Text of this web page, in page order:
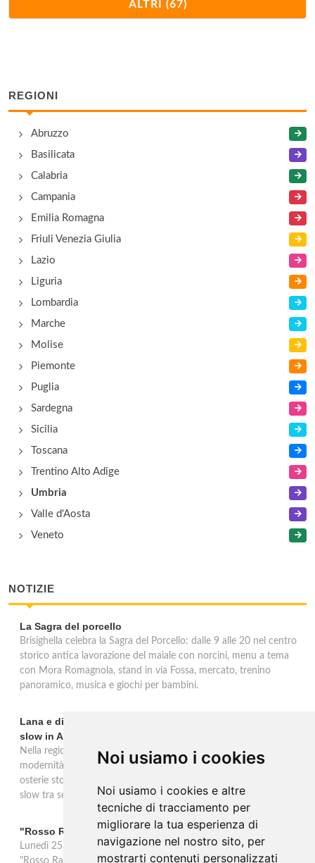
Noi usiamo i cookies
Noi usiamo i cookies e altre
tecniche di tracciamento per
migliorare la tua esperienza di
navigazione nel nostro sito, per
mostrarti contenuti personalizzati
località Torregrosso 19/A, Castel Ritaldi
Casale Baldelli
via Baldelli 9, Castiglione del Lago
Casale Boschetto
strada Piedicolle 14, Collazzone
Casali della Ghisleria
ALTRI (67)
REGIONI
Abruzzo
Basilicata
Calabria
Campania
Emilia Romagna
Friuli Venezia Giulia
Lazio
Liguria
Lombardia
Marche
Molise
Piemonte
Puglia
Sardegna
Sicilia
Toscana
Trentino Alto Adige
Umbria
Valle d'Aosta
Veneto
NOTIZIE
La Sagra del porcello
Brisighella celebra la Sagra del Porcello: dalle 9 alle 20 nel centro
storico antica lavorazione del maiale con norcini, menu a tema
con Mora Romagnola, stand in via Fossa, mercato, trenino
panoramico, musica e giochi per bambini.
Lana e dintorni: Törggelen, vini d'eccellenza e vacanze
slow in Alto Adige
Nella regione di Lana in Alto Adige tradizione contadina e
modernità si fondono in un'esperienza autentica. Törggelen nelle
osterie storiche, vini da antiche tradizioni vitivinicole e vacanze
slow tra sentieri delle rogge e produttori locali.
"Rosso Rame" in scena a Collepasso il 25 agosto
Lunedì 25 agosto al Palazzo Baronale di Collepasso va in scena
"Rosso Rame", spettacolo di Mary Negro e Gabriele Polimeno